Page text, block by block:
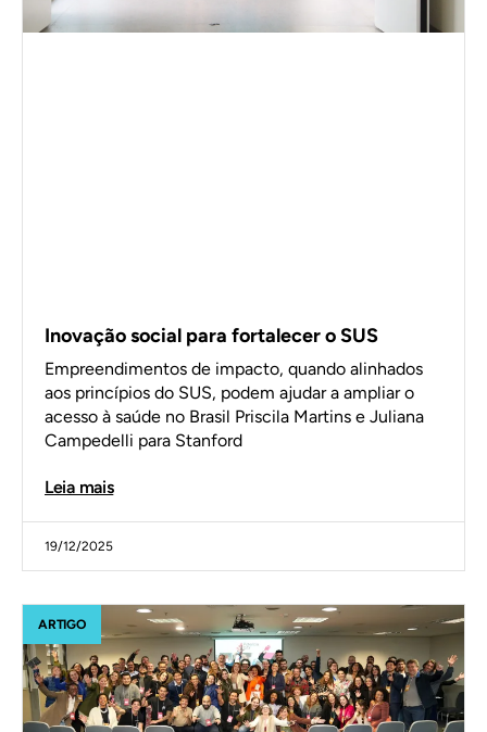
Inovação social para fortalecer o SUS
Empreendimentos de impacto, quando alinhados
aos princípios do SUS, podem ajudar a ampliar o
acesso à saúde no Brasil Priscila Martins e Juliana
Campedelli para Stanford
Leia mais
19/12/2025
ARTIGO